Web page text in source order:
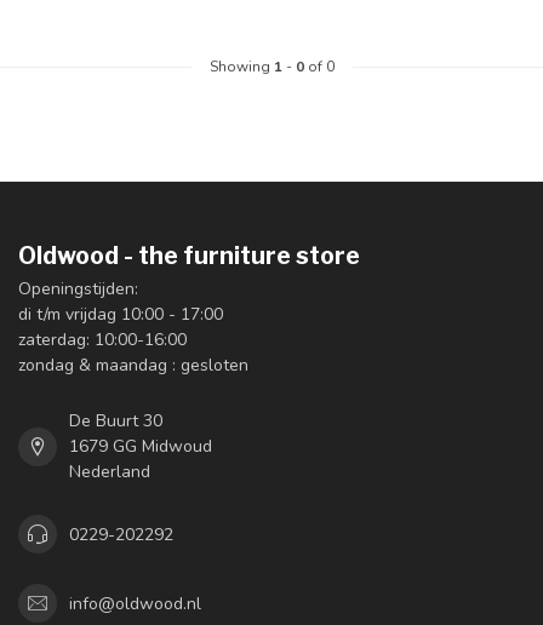
Showing 1- 0of 0
Oldwood - the furniture store
Openingstijden:
di t/m vrijdag 10:00 - 17:00
zaterdag: 10:00-16:00
zondag & maandag : gesloten
De Buurt 30
1679 GG Midwoud
Nederland
0229-202292
info@oldwood.nl